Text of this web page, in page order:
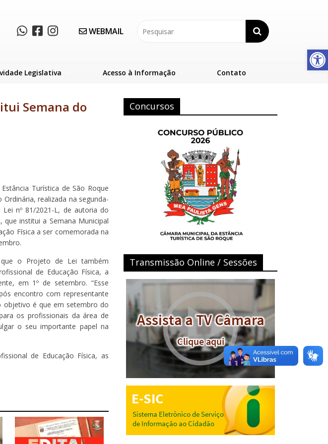
Abrir a barra de ferramentas
WEBMAIL
Legislativa Acesso à Informação Contato
Semana do
Turística de São Roque
realizada na segunda-
nº 81/2021-L, de autoria do
que institui a Semana Municipal
Física a ser comemorada na
que o Projeto de Lei também
de Educação Física, a
em 1º de setembro. “Esse
encontro com representante
objetivo é que em setembro do
os profissionais da área de
o seu importante papel na
de Educação Física, as
Concursos
Transmissão Online / Sessões